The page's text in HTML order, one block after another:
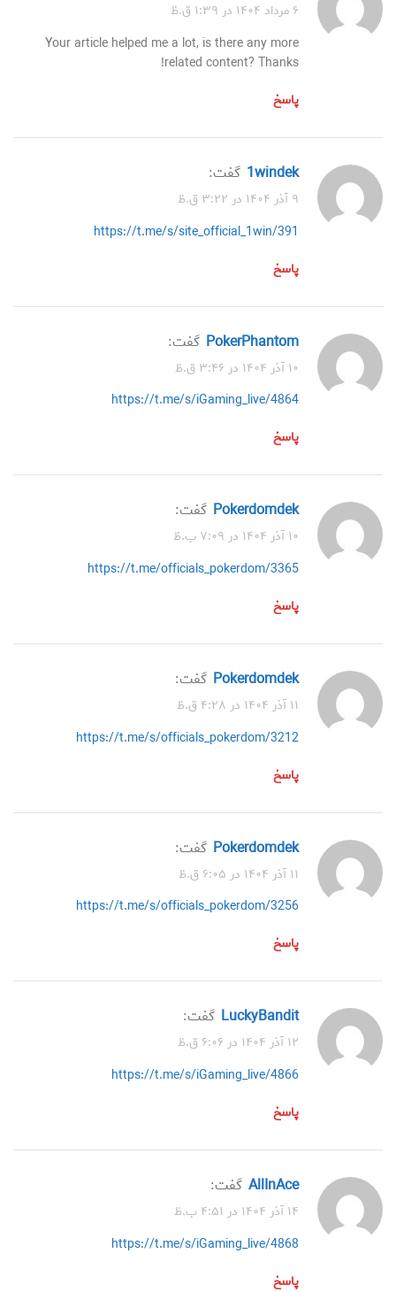
۶ مرداد ۱۴۰۴ در ۱:۳۹ ق.ظ
Your article helped me a lot, is there any more
related content? Thanks!
پاسخ
1windek گفت:
۹ آذر ۱۴۰۴ در ۳:۲۲ ق.ظ
https://t.me/s/site_official_1win/391
پاسخ
PokerPhantom گفت:
۱۰ آذر ۱۴۰۴ در ۳:۴۶ ق.ظ
https://t.me/s/iGaming_live/4864
پاسخ
Pokerdomdek گفت:
۱۰ آذر ۱۴۰۴ در ۷:۰۹ ب.ظ
https://t.me/officials_pokerdom/3365
پاسخ
Pokerdomdek گفت:
۱۱ آذر ۱۴۰۴ در ۴:۲۸ ق.ظ
https://t.me/s/officials_pokerdom/3212
پاسخ
Pokerdomdek گفت:
۱۱ آذر ۱۴۰۴ در ۶:۰۵ ق.ظ
https://t.me/s/officials_pokerdom/3256
پاسخ
LuckyBandit گفت:
۱۲ آذر ۱۴۰۴ در ۶:۰۶ ق.ظ
https://t.me/s/iGaming_live/4866
پاسخ
AllInAce گفت:
۱۴ آذر ۱۴۰۴ در ۴:۵۱ ب.ظ
https://t.me/s/iGaming_live/4868
پاسخ